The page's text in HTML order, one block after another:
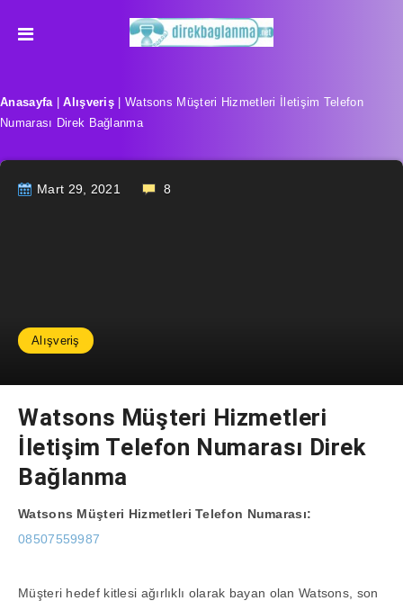
Anasayfa|Alışveriş
Watsons Müşteri Hizmetleri İletişim Telefon
Numarası Direk Bağlanma
Mart 29, 2021 8
Alışveriş
Watsons Müşteri Hizmetleri
İletişim Telefon Numarası Direk
Bağlanma
Watsons Müşteri Hizmetleri Telefon Numarası:
08507559987
Müşteri hedef kitlesi ağırlıklı olarak bayan olan Watsons, son